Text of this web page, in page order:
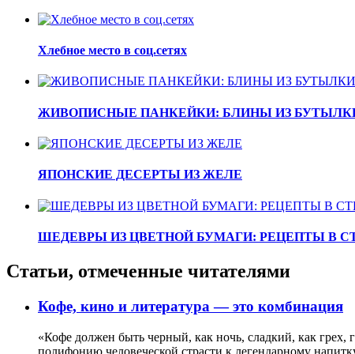
Хлебное место в соц.сетях
ЖИВОПИСНЫЕ ПАНКЕЙКИ: БЛИНЫ ИЗ
ЯПОНСКИЕ ДЕСЕРТЫ ИЗ ЖЕЛЕ
ШЕДЕВРЫ ИЗ ЦВЕТНОЙ БУМАГИ: РЕЦЕПТЫ В
Статьи, отмеченные читателями
Кофе, кино и литература — это комбинация
«Кофе должен быть черный, как ночь, сладкий, как грех,
полифонию человеческой страсти к легендарному